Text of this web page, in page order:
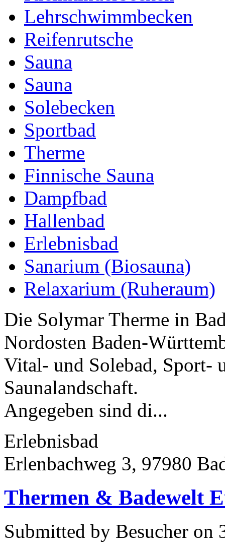
Lehrschwimmbecken
Reifenrutsche
Sauna
Sauna
Solebecken
Sportbad
Therme
Finnische Sauna
Dampfbad
Hallenbad
Erlebnisbad
Sanarium (Biosauna)
Relaxarium (Ruheraum)
Die Solymar Therme in
Nordosten Baden-
Vital- und Solebad, Sport-
Saunalandschaft.
Angegeben sind di...
Erlebnisbad
Erlenbachweg 3, 97980
Thermen & Badewelt
Submitted by Besucher on